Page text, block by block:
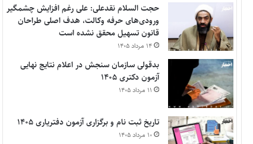
حجت السلام نقدعلی: علی رغم افزایش چشمگیر
ورودی‌های حرفه وکالت، هدف اصلی طراحان
قانون تسهیل محقق نشده است
۱۴ مرداد ۱۴۰۵
بدقولی سازمان سنجش در اعلام نتایج نهایی
آزمون دکتری ۱۴۰۵
۱۱ مرداد ۱۴۰۵
تاریخ ثبت نام و برگزاری آزمون دفتریاری ۱۴۰۵
۱۰ مرداد ۱۴۰۵